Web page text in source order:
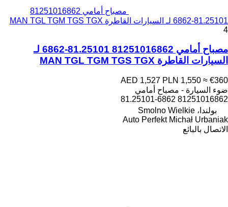
مصباح أمامي 81251016862
81.25101-6862 لـ السيارات القاطرة MAN TGL TGM TGS TGX
4
مصباح أمامي 81251016862 81.25101-6862 لـ
السيارات القاطرة MAN TGL TGM TGS TGX
AED 1,527 PLN 1,550 ≈ €360
ضوء السيارة - مصباح أمامي
81251016862 81.25101-6862
بولندا، Smolno Wielkie
Auto Perfekt Michał Urbaniak
الاتصال بالبائع